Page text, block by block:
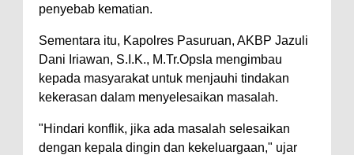
penyebab kematian.
Sementara itu, Kapolres Pasuruan, AKBP Jazuli
Dani Iriawan, S.I.K., M.Tr.Opsla mengimbau
kepada masyarakat untuk menjauhi tindakan
kekerasan dalam menyelesaikan masalah.
"Hindari konflik, jika ada masalah selesaikan
dengan kepala dingin dan kekeluargaan," ujar